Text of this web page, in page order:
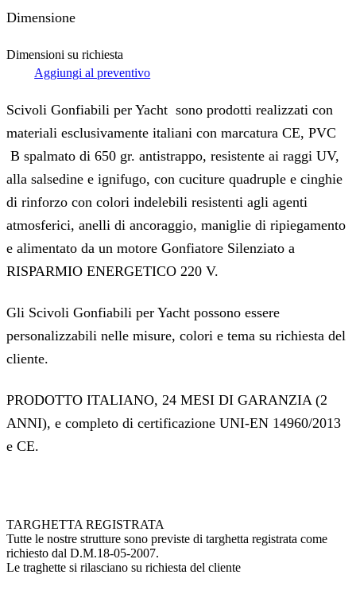
Dimensione
Dimensioni su richiesta
Aggiungi al preventivo
Scivoli Gonfiabili per Yacht sono prodotti realizzati con
materiali esclusivamente italiani con marcatura CE, PVC
B spalmato di 650 gr. antistrappo, resistente ai raggi UV,
alla salsedine e ignifugo, con cuciture quadruple e cinghie
di rinforzo con colori indelebili resistenti agli agenti
atmosferici, anelli di ancoraggio, maniglie di ripiegamento
e alimentato da un motore Gonfiatore Silenziato a
RISPARMIO ENERGETICO 220 V.
Gli Scivoli Gonfiabili per Yacht possono essere
personalizzabili nelle misure, colori e tema su richiesta del
cliente.
PRODOTTO ITALIANO, 24 MESI DI GARANZIA (2
ANNI), e completo di certificazione UNI-EN 14960/2013
e CE.
TARGHETTA REGISTRATA
Tutte le nostre strutture sono previste di targhetta registrata come
richiesto dal D.M.18-05-2007.
Le traghette si rilasciano su richiesta del cliente